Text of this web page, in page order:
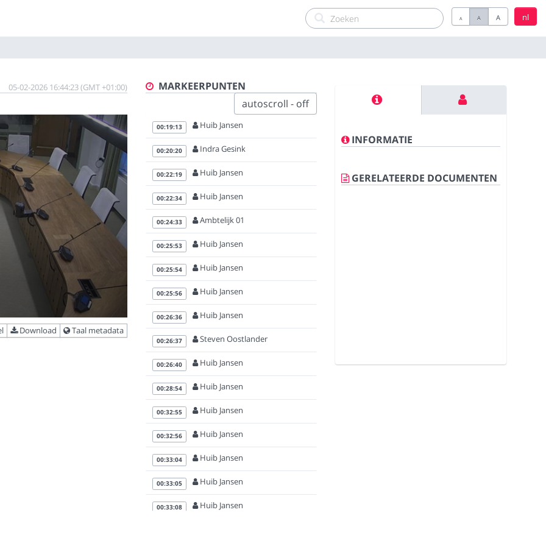
nl
A A A
05-02-2026 16:44:23 (GMT +01:00)
Download Taal metadata
MARKEERPUNTEN
autoscroll - off
00:19:13 Huib Jansen
00:20:20 Indra Gesink
00:22:19 Huib Jansen
00:22:34 Huib Jansen
00:24:33 Ambtelijk 01
00:25:53 Huib Jansen
00:25:54 Huib Jansen
00:25:56 Huib Jansen
00:26:36 Huib Jansen
00:26:37 Steven Oostlander
00:26:40 Huib Jansen
00:28:54 Huib Jansen
00:32:55 Huib Jansen
00:32:56 Huib Jansen
00:33:04 Huib Jansen
00:33:05 Huib Jansen
00:33:08 Huib Jansen
INFORMATIE
GERELATEERDE DOCUMENTEN